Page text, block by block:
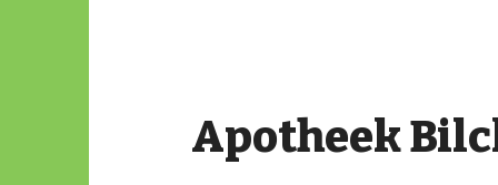
Apotheek